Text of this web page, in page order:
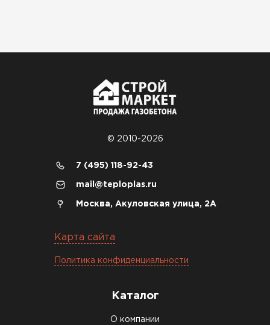
© 2010-2026
7 (495) 118-92-43
mail@teploplas.ru
Москва, Акуловская улица, 2А
Карта сайта
Политика конфиденциальности
Каталог
О компании